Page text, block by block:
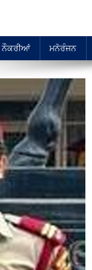
ਨੌਕਰੀਆਂ ਮਨੋਰੰਜਨ